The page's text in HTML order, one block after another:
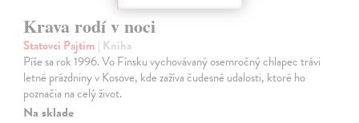
Krava rodí v noci
Statovci Pajtim | Kniha
Píše sa rok 1996. Vo Fínsku vychovávaný osemročný chlapec trávi
letné prázdniny v Kosove, kde zažíva čudesné udalosti, ktoré ho
poznačia na celý život.
Na sklade